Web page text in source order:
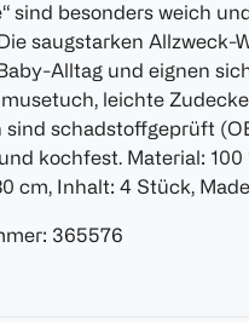
sind besonders weich
saugstarken Allzweck-
Alltag und eignen
leichte
schadstoffgeprüft
kochfest. Material: 100
cm, Inhalt: 4 Stück,
: 365576